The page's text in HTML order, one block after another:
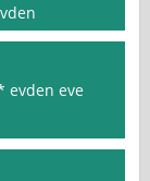
evden eve